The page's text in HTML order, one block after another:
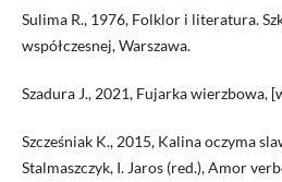
Sulima R., 1976, Folklor i literatura.
współczesnej, Warszawa.
Szadura J., 2021, Fujarka wierzbowa,
Szcześniak K., 2015, Kalina oczyma
Stalmaszczyk, I. Jaros (red.), Amor